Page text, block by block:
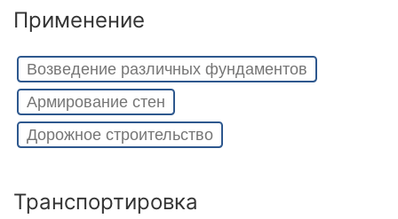
Применение
Возведение различных фундаментов
Армирование стен
Дорожное строительство
Транспортировка